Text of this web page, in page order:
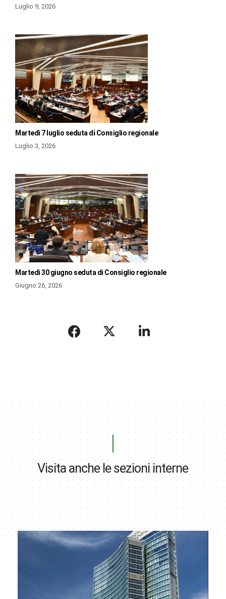
Luglio 9, 2026
Martedì 7 luglio seduta di Consiglio regionale
Luglio 3, 2026
Martedì 30 giugno seduta di Consiglio regionale
Giugno 26, 2026
Visita anche le sezioni interne